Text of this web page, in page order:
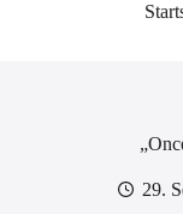
29.